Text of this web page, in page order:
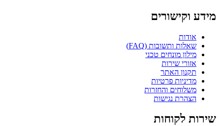
מידע וקישורים
אודות
שאלות ותשובות (FAQ)
מילון מונחים טכני
אזורי שירות
תקנון האתר
מדיניות פרטיות
משלוחים והחזרות
הצהרת נגישות
שירות לקוחות